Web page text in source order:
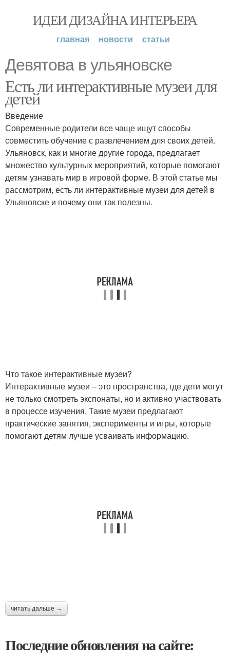
ИДЕИ ДИЗАЙНА ИНТЕРЬЕРА
главная новости статьи
Девятова в ульяновске
Есть ли интерактивные музеи для
детей
Введение
Современные родители все чаще ищут способы
совместить обучение с развлечением для своих детей.
Ульяновск, как и многие другие города, предлагает
множество культурных мероприятий, которые помогают
детям узнавать мир в игровой форме. В этой статье мы
рассмотрим, есть ли интерактивные музеи для детей в
Ульяновске и почему они так полезны.
Что такое интерактивные музеи?
Интерактивные музеи – это пространства, где дети могут
не только смотреть экспонаты, но и активно участвовать
в процессе изучения. Такие музеи предлагают
практические занятия, эксперименты и игры, которые
помогают детям лучше усваивать информацию.
читать дальше →
Последние обновления на сайте: